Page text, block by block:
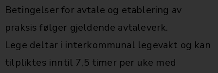
Betingelser for avtale og etablering av
praksis følger gjeldende avtaleverk.
Lege deltar i interkommunal legevakt og kan
tilpliktes inntil 7,5 timer per uke med